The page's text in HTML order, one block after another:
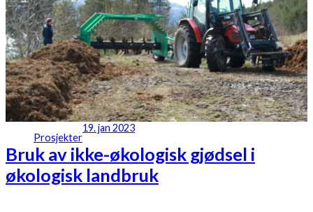
Prosjekter
19. jan 2023
Bruk av ikke-økologisk gjødsel i
økologisk landbruk